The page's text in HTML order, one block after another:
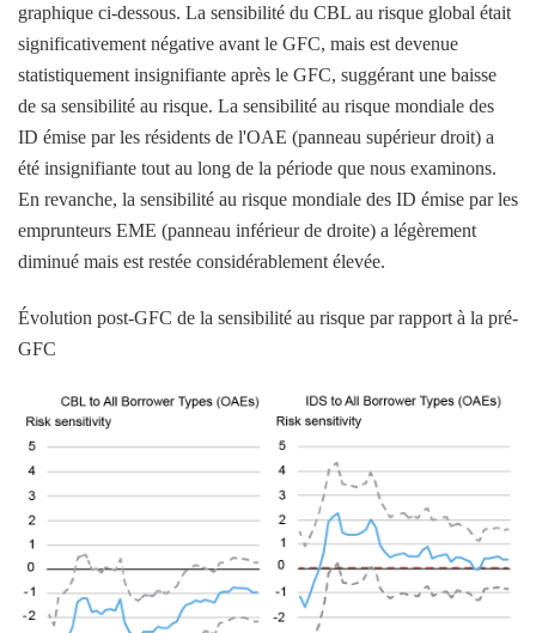
graphique ci-dessous. La sensibilité du CBL au risque global était
significativement négative avant le GFC, mais est devenue
statistiquement insignifiante après le GFC, suggérant une baisse
de sa sensibilité au risque. La sensibilité au risque mondiale des
ID émise par les résidents de l'OAE (panneau supérieur droit) a
été insignifiante tout au long de la période que nous examinons.
En revanche, la sensibilité au risque mondiale des ID émise par les
emprunteurs EME (panneau inférieur de droite) a légèrement
diminué mais est restée considérablement élevée.
Évolution post-GFC de la sensibilité au risque par rapport à la pré-
GFC